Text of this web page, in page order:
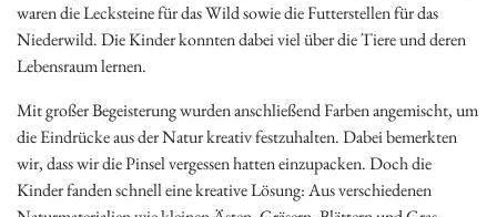
waren die Lecksteine für das Wild sowie die Futterstellen für das
Niederwild. Die Kinder konnten dabei viel über die Tiere und deren
Lebensraum lernen.
Mit großer Begeisterung wurden anschließend Farben angemischt, um
die Eindrücke aus der Natur kreativ festzuhalten. Dabei bemerkten
wir, dass wir die Pinsel vergessen hatten einzupacken. Doch die
Kinder fanden schnell eine kreative Lösung: Aus verschiedenen